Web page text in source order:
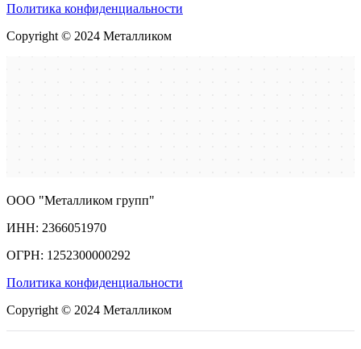
Политика конфиденциальности
Copyright © 2024 Металликом
ООО "Металликом групп"
ИНН: 2366051970
ОГРН: 1252300000292
Политика конфиденциальности
Copyright © 2024 Металликом